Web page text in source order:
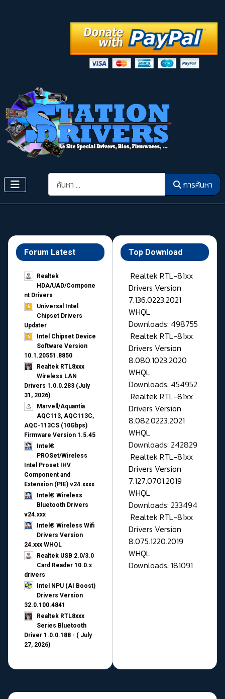
การค้นหา การค้นหา
Forum Latest
Realtek
HDA/UAD/Compone
nt Drivers
Universal Intel
Chipset Drivers
Updater​
Intel Chipset Device
Software Version
10.1.20551.8850
Realtek RTL8xxx
Wireless LAN
Drivers 1.0.0.283 (July
31, 2026)
Marvell/Aquantia
AQC113, AQC113C,
AQC-113CS (10Gbps)
Firmware Version 1.5.45
Intel®
PROSet/Wireless
Intel Proset IHV
Component and
Extension (PIE) v24.xxxx
Intel® Wireless
Bluetooth Drivers
v24.xxx
Intel® Wireless Wifi
Drivers Version
24.xxx WHQL
Realtek USB 2.0/3.0
Card Reader 10.0.x
drivers
Intel NPU (AI Boost)
Drivers Version
32.0.100.4841
Realtek RTL8xxx
Series Bluetooth
Driver 1.0.0.188 - ( July
27, 2026)
Top Download
Realtek RTL-81xx
Drivers Version
7.136.0223.2021
WHQL
Downloads: 498755
Realtek RTL-81xx
Drivers Version
8.080.1023.2020
WHQL
Downloads: 454952
Realtek RTL-81xx
Drivers Version
8.082.0223.2021
WHQL
Downloads: 242829
Realtek RTL-81xx
Drivers Version
7.127.0701.2019
WHQL
Downloads: 233494
Realtek RTL-81xx
Drivers Version
8.075.1220.2019
WHQL
Downloads: 181091